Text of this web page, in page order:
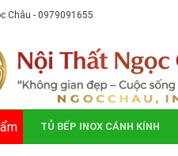
Châu - 0979091655
TỦ BẾP INOX CÁNH KÍNH